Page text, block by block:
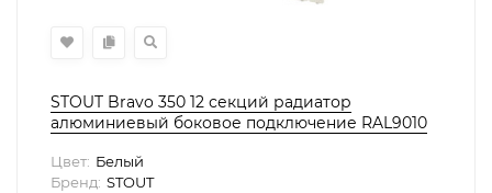
STOUT Bravo 350 12 секций радиатор
алюминиевый боковое подключение RAL9010
Цвет: Белый
Бренд: STOUT